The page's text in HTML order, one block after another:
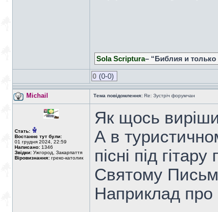
Sola Scriptura– “Библия и
0 (0-0)
Michail Тема повідомлення: Re: Зустріч форумчан
Стать:
Востаннє тут були:
01 грудня 2024, 22:59
Написано: 1346
Звідки: Ужгород, Закарпаття
Віровизнання: греко-католик
Як щось
А в
пісні під
Святому
Наприклад про